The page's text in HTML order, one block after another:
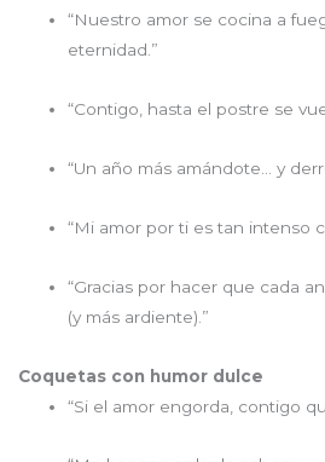
“Nuestro amor se cocina a
eternidad.”
“Contigo, hasta el postre se
“Un año más amándote… y
“Mi amor por ti es tan intenso
“Gracias por hacer que cada
(y más ardiente).”
Coquetas con humor dulce
“Si el amor engorda, contigo